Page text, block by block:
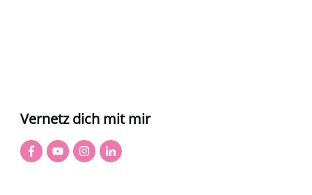
Vernetz dich mit mir